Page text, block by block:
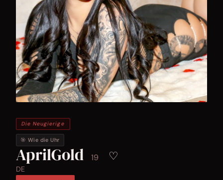
Die Neugierige
🎯 Wie die Uhr
AprilGold 19 ♡
DE